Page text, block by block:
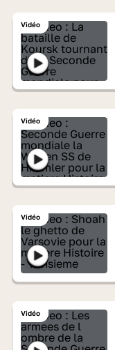
Vidéo
Vidéo
Vidéo
Vidéo